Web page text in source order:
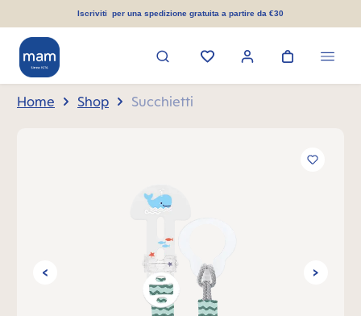
principaleIscriviti per una spedizione gratuita a partire da €30
Home Shop Succhietti